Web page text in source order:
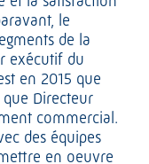
le
de la
exécutif du
en 2015 que
Directeur
commercial.
des équipes
en oeuvre